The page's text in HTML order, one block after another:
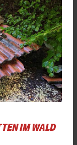
IM WALD